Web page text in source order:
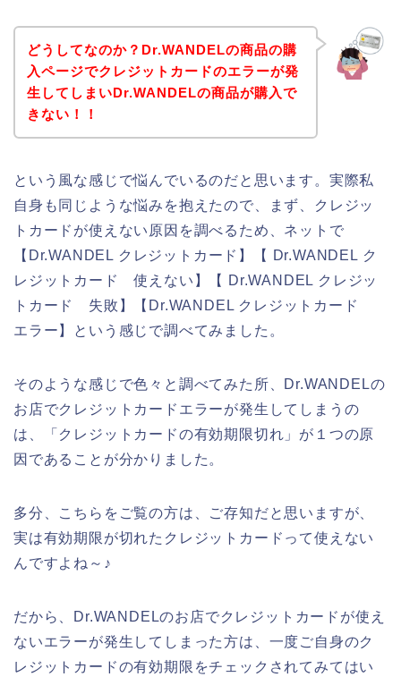
どうしてなのか？Dr.WANDELの商品の購
入ページでクレジットカードのエラーが発
生してしまいDr.WANDELの商品が購入で
きない！！
という風な感じで悩んでいるのだと思います。実際私
自身も同じような悩みを抱えたので、まず、クレジッ
トカードが使えない原因を調べるため、ネットで
【Dr.WANDEL クレジットカード】【 Dr.WANDEL ク
レジットカード 使えない】【 Dr.WANDEL クレジッ
トカード 失敗】【Dr.WANDEL クレジットカード
エラー】という感じで調べてみました。
そのような感じで色々と調べてみた所、Dr.WANDELの
お店でクレジットカードエラーが発生してしまうの
は、「クレジットカードの有効期限切れ」が１つの原
因であることが分かりました。
多分、こちらをご覧の方は、ご存知だと思いますが、
実は有効期限が切れたクレジットカードって使えない
んですよね～♪
だから、Dr.WANDELのお店でクレジットカードが使え
ないエラーが発生してしまった方は、一度ご自身のク
レジットカードの有効期限をチェックされてみてはい